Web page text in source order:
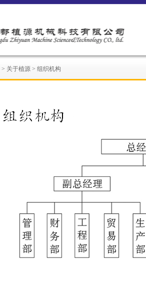
> 关于植源 > 组织机构